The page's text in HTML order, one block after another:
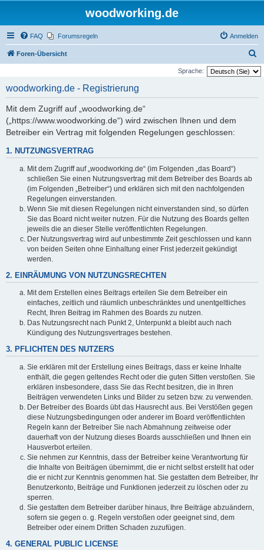
woodworking.de
FAQ Forumsregeln Anmelden
Foren-Übersicht
u
Sprache:
woodworking.de - Registrierung
Mit dem Zugriff auf „woodworking.de“
(„https://www.woodworking.de“) wird zwischen Ihnen und dem
Betreiber ein Vertrag mit folgenden Regelungen geschlossen:
1. NUTZUNGSVERTRAG
Mit dem Zugriff auf „woodworking.de“ (im Folgenden „das Board“)
schließen Sie einen Nutzungsvertrag mit dem Betreiber des Boards ab
(im Folgenden „Betreiber“) und erklären sich mit den nachfolgenden
Regelungen einverstanden.
Wenn Sie mit diesen Regelungen nicht einverstanden sind, so dürfen
Sie das Board nicht weiter nutzen. Für die Nutzung des Boards gelten
jeweils die an dieser Stelle veröffentlichten Regelungen.
Der Nutzungsvertrag wird auf unbestimmte Zeit geschlossen und kann
von beiden Seiten ohne Einhaltung einer Frist jederzeit gekündigt
werden.
2. EINRÄUMUNG VON NUTZUNGSRECHTEN
Mit dem Erstellen eines Beitrags erteilen Sie dem Betreiber ein
einfaches, zeitlich und räumlich unbeschränktes und unentgeltliches
Recht, Ihren Beitrag im Rahmen des Boards zu nutzen.
Das Nutzungsrecht nach Punkt 2, Unterpunkt a bleibt auch nach
Kündigung des Nutzungsvertrages bestehen.
3. PFLICHTEN DES NUTZERS
Sie erklären mit der Erstellung eines Beitrags, dass er keine Inhalte
enthält, die gegen geltendes Recht oder die guten Sitten verstoßen. Sie
erklären insbesondere, dass Sie das Recht besitzen, die in Ihren
Beiträgen verwendeten Links und Bilder zu setzen bzw. zu verwenden.
Der Betreiber des Boards übt das Hausrecht aus. Bei Verstößen gegen
diese Nutzungsbedingungen oder anderer im Board veröffentlichten
Regeln kann der Betreiber Sie nach Abmahnung zeitweise oder
dauerhaft von der Nutzung dieses Boards ausschließen und Ihnen ein
Hausverbot erteilen.
Sie nehmen zur Kenntnis, dass der Betreiber keine Verantwortung für
die Inhalte von Beiträgen übernimmt, die er nicht selbst erstellt hat oder
die er nicht zur Kenntnis genommen hat. Sie gestatten dem Betreiber, Ihr
Benutzerkonto, Beiträge und Funktionen jederzeit zu löschen oder zu
sperren.
Sie gestatten dem Betreiber darüber hinaus, Ihre Beiträge abzuändern,
sofern sie gegen o. g. Regeln verstoßen oder geeignet sind, dem
Betreiber oder einem Dritten Schaden zuzufügen.
4. GENERAL PUBLIC LICENSE